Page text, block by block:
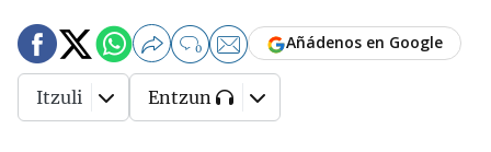
0 Añádenos en Google
Itzuli Entzun